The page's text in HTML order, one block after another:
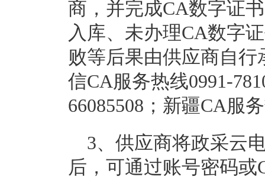
商，并完成CA数字证
入库、未办理CA数字
败等后果由供应商自
信CA服务热线0991-
66085508；新疆CA服
3、供应商将政采云
后，可通过账号密码